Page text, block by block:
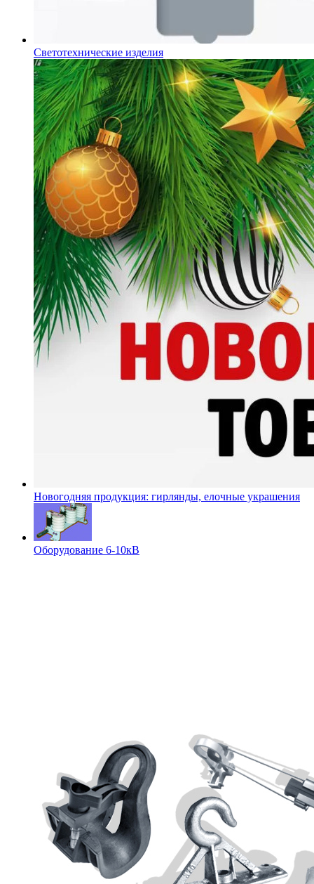
Светотехнические изделия
Новогодняя продукция: гирлянды, елочные украшения
Оборудование 6-10кВ